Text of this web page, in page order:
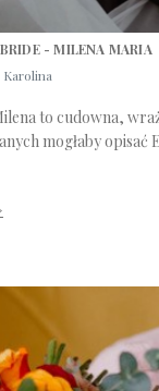
- MILENA MARIA
Karolina
to cudowna,
mogłaby